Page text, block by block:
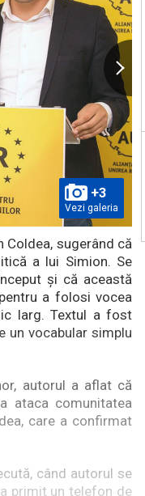
+3
Vezi galeria
Coldea, sugerând că
a lui Simion. Se
și că această
a folosi vocea
larg. Textul a fost
un vocabular simplu
autorul a aflat că
ataca comunitatea
care a confirmat
când autorul se
primit un telefon de